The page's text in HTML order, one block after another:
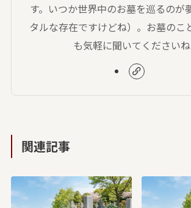
す。いつか世界中のお墓を巡るのが
タルな存在ですけどね）。お墓のこ
も気軽に聞いてくださいね
関連記事